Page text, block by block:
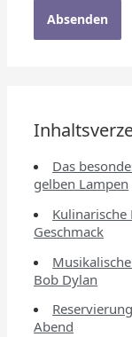
Das
gelben Lampen
Geschmack
Bob Dylan
Abend